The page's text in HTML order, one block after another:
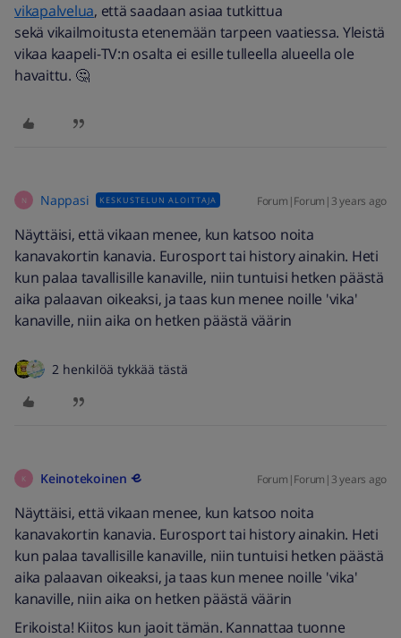
vikapalvelua, että saadaan asiaa tutkittua
sekä vikailmoitusta etenemään tarpeen vaatiessa. Yleistä
vikaa kaapeli-TV:n osalta ei esille tulleella alueella ole
havaittu. 🤔
N Nappasi KESKUSTELUN ALOITTAJA Forum|Forum|3 years ago
Näyttäisi, että vikaan menee, kun katsoo noita
kanavakortin kanavia. Eurosport tai history ainakin. Heti
kun palaa tavallisille kanaville, niin tuntuisi hetken päästä
aika palaavan oikeaksi, ja taas kun menee noille 'vika'
kanaville, niin aika on hetken päästä väärin
2 henkilöä tykkää tästä
K Keinotekoinen Forum|Forum|3 years ago
Näyttäisi, että vikaan menee, kun katsoo noita
kanavakortin kanavia. Eurosport tai history ainakin. Heti
kun palaa tavallisille kanaville, niin tuntuisi hetken päästä
aika palaavan oikeaksi, ja taas kun menee noille 'vika'
kanaville, niin aika on hetken päästä väärin
Erikoista! Kiitos kun jaoit tämän. Kannattaa tuonne